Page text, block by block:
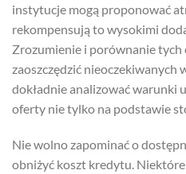
instytucje mogą proponować
rekompensują to wysokimi
Zrozumienie i porównanie tych
zaoszczędzić
dokładnie analizować warunki
oferty nie tylko na podstawie
Nie wolno zapominać o
obniżyć koszt kredytu.